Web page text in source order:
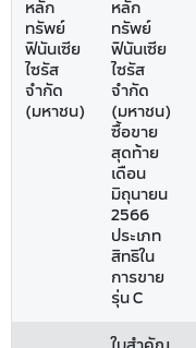
หลัก
ทรัพย์
ฟินันเซีย
ไซรัส
จำกัด
(มหาชน)
หลัก
ทรัพย์
ฟินันเซีย
ไซรัส
จำกัด
(มหาชน)
ซื้อขาย
สุดท้าย
เดือน
มิถุนายน
2566
ประเภท
สิทธิใน
การขาย
รุ่น C